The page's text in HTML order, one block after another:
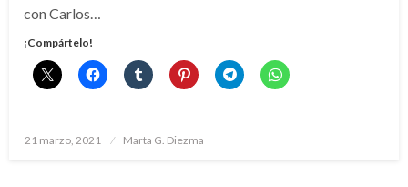
con Carlos…
¡Compártelo!
Publicado
21 marzo, 2021 Marta G. Diezma